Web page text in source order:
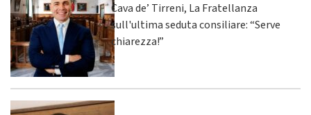
Cava de’ Tirreni, La Fratellanza
sull'ultima seduta consiliare: “Serve
chiarezza!”